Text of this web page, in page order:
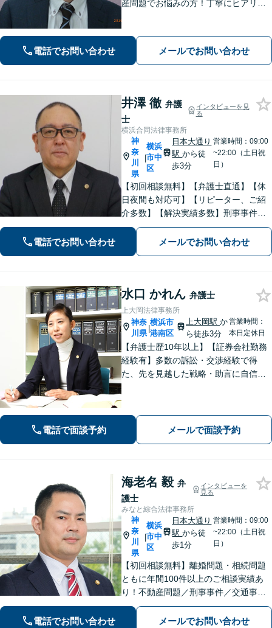
産問題でお悩みの方！丁寧にヒアリン
【夜間/休日対応可能】
電話でお問い合わせ メールでお問い合わせ
井澤 徹 弁護
士
インタビューを見
る
横浜合同法律事務所
神
奈
川
県
|
横浜
市中
区
日本大通り
駅から徒
歩3分
営業時間：09:00
~22:00（土日祝
日）
【初回相談無料】【弁護士直通】【休
日夜間も対応可】【リピーター、ご紹
介多数】【解決実績多数】刑事事件、
債務整理、離婚、相続など幅広く対
応。迅速な対応と丁寧なサポートに努
めます。
電話でお問い合わせ メールでお問い合わせ
水口 かれん 弁護士
上大岡法律事務所
神奈
川県
|
横浜市
港南区
上大岡駅か
ら徒歩3分
営業時間：
本日定休日
【弁護士歴10年以上】【証券会社勤務
経験有】多数の訴訟・交渉経験で得
た、先を見越した戦略・助言に自信が
間・土日祝相談可】【上大岡駅直結】
電話で面談予約 メールで面談予約
海老名 毅 弁
護士
インタビューを
見る
みなと綜合法律事務所
神
奈
川
県
|
横浜
市中
区
日本大通り
駅から徒
歩1分
営業時間：09:00
~22:00（土日祝
日）
【初回相談無料】離婚問題・相続問題
ともに年間100件以上のご相談実績あ
り！不動産問題／刑事事件／交通事故
／借金問題／労働問題／債権回収にも
注力。これまで培ったノウハウを最大
電話でお問い合わせ メールでお問い合わせ